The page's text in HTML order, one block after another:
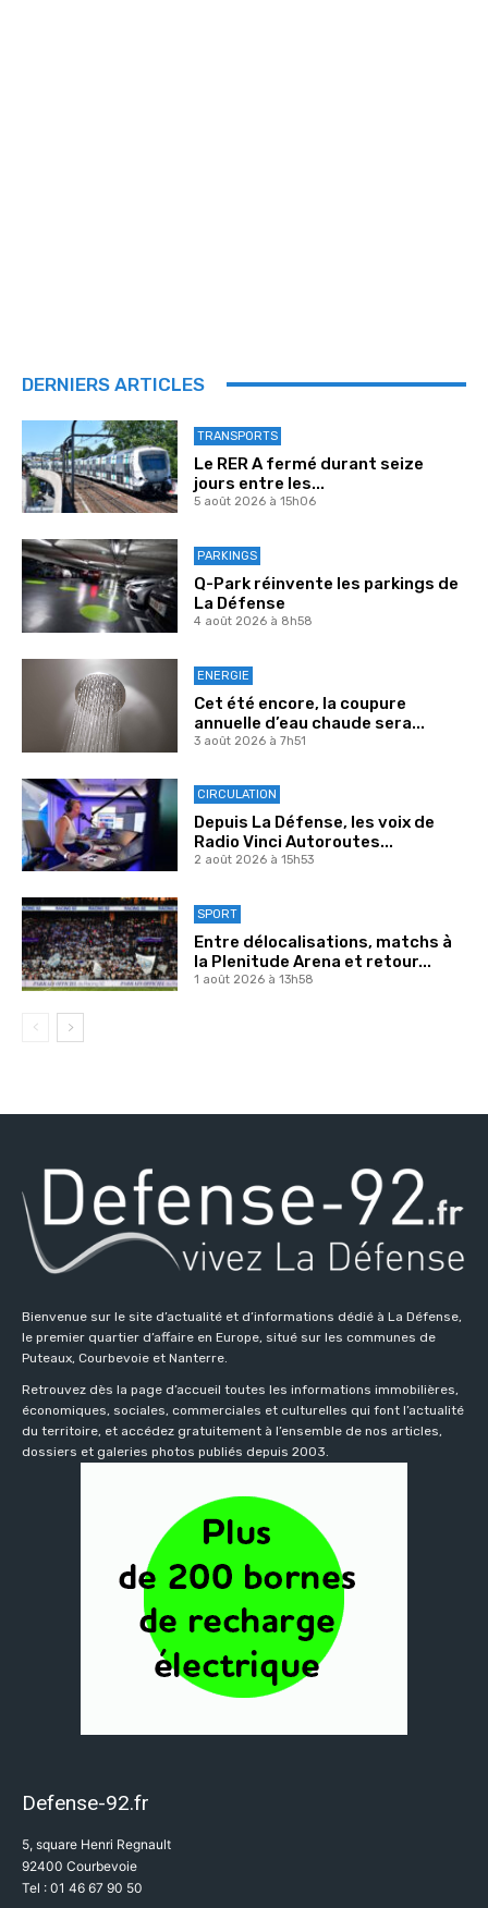
DERNIERS ARTICLES
TRANSPORTS
Le RER A fermé durant seize
jours entre les...
5 août 2026 à 15h06
PARKINGS
Q-Park réinvente les parkings de
La Défense
4 août 2026 à 8h58
ENERGIE
Cet été encore, la coupure
annuelle d’eau chaude sera...
3 août 2026 à 7h51
CIRCULATION
Depuis La Défense, les voix de
Radio Vinci Autoroutes...
2 août 2026 à 15h53
SPORT
Entre délocalisations, matchs à
la Plenitude Arena et retour...
1 août 2026 à 13h58
Bienvenue sur le site d’actualité et d’informations dédié à La Défense,
le premier quartier d’affaire en Europe, situé sur les communes de
Puteaux, Courbevoie et Nanterre.
Retrouvez dès la page d’accueil toutes les informations immobilières,
économiques, sociales, commerciales et culturelles qui font l’actualité
du territoire, et accédez gratuitement à l’ensemble de nos articles,
dossiers et galeries photos publiés depuis 2003.
Defense-92.fr
5, square Henri Regnault
92400 Courbevoie
Tel : 01 46 67 90 50